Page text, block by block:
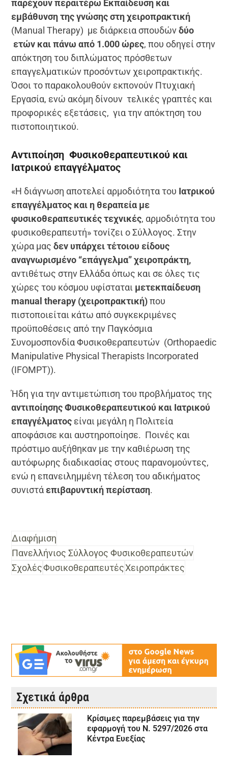
παρέχουν περαιτέρω Εκπαίδευση και
εμβάθυνση της γνώσης στη χειροπρακτική
(Manual Therapy) με διάρκεια σπουδώνδύο
ετών και πάνω από 1.000 ώρες, που οδηγεί στην
απόκτηση του διπλώματος πρόσθετων
επαγγελματικών προσόντων χειροπρακτικής.
Όσοι το παρακολουθούν εκπονούν Πτυχιακή
Εργασία, ενώ ακόμη δίνουν τελικές γραπτές και
προφορικές εξετάσεις, για την απόκτηση του
πιστοποιητικού.
Αντιποίηση Φυσικοθεραπευτικού και
Ιατρικού επαγγέλματος
«Η διάγνωση αποτελεί αρμοδιότητα του Ιατρικού
επαγγέλματος και η θεραπεία με
φυσικοθεραπευτικές τεχνικές, αρμοδιότητα του
φυσικοθεραπευτή» τονίζει ο Σύλλογος. Στην
χώρα μας δεν υπάρχει τέτοιου είδους
αναγνωρισμένο “επάγγελμα” χειροπράκτη,
αντιθέτως στην Ελλάδα όπως και σε όλες τις
χώρες του κόσμου υφίσταται μετεκπαίδευση
manual therapy (χειροπρακτική)που
πιστοποιείται κάτω από συγκεκριμένες
προϋποθέσεις από την Παγκόσμια
Συνομοσπονδία Φυσικοθεραπευτών (Orthopaedic
Manipulative Physical Therapists Incorporated
(IFOMPT)).
Ήδη για την αντιμετώπιση του προβλήματος της
αντιποίησης Φυσικοθεραπευτικού και Ιατρικού
επαγγέλματος είναι μεγάλη η Πολιτεία
αποφάσισε και αυστηροποίησε. Ποινές και
πρόστιμο αυξήθηκαν με την καθιέρωση της
αυτόφωρης διαδικασίας στους παρανομούντες,
ενώ η επανειλημμένη τέλεση του αδικήματος
συνιστά επιβαρυντική περίσταση.
Διαφήμιση
Πανελλήνιος Σύλλογος Φυσικοθεραπευτών
ΣχολέςΦυσικοθεραπευτέςΧειροπράκτες
Σχετικά άρθρα
Κρίσιμες παρεμβάσεις για την
εφαρμογή του Ν. 5297/2026 στα
Κέντρα Ευεξίας